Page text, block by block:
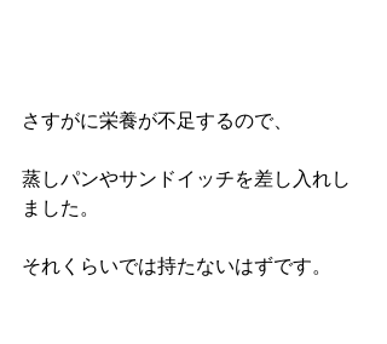
さすがに栄養が不足するので、
蒸しパンやサンドイッチを差し入れし
ました。
それくらいでは持たないはずです。